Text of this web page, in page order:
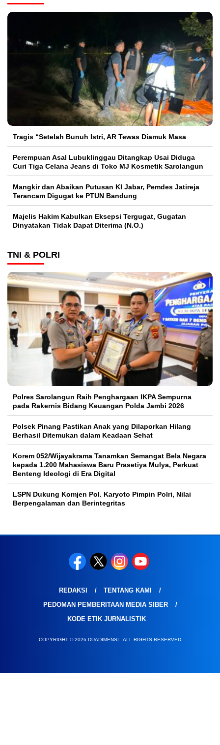
Tragis “Setelah Bunuh Istri, AR Tewas Diamuk Masa
Perempuan Asal Lubuklinggau Ditangkap Usai Diduga
Curi Tiga Celana Jeans di Toko MJ Kosmetik Sarolangun
Mangkir dan Abaikan Putusan KI Jabar, Pemdes Jatireja
Terancam Digugat ke PTUN Bandung
Majelis Hakim Kabulkan Eksepsi Tergugat, Gugatan
Dinyatakan Tidak Dapat Diterima (N.O.)
TNI & POLRI
Polres Sarolangun Raih Penghargaan IKPA Sempurna
pada Rakernis Bidang Keuangan Polda Jambi 2026
Polsek Pinang Pastikan Anak yang Dilaporkan Hilang
Berhasil Ditemukan dalam Keadaan Sehat
Korem 052/Wijayakrama Tanamkan Semangat Bela Negara
kepada 1.200 Mahasiswa Baru Prasetiya Mulya, Perkuat
Benteng Ideologi di Era Digital
LSPN Dukung Komjen Pol. Karyoto Pimpin Polri, Nilai
Berpengalaman dan Berintegritas
REDAKSI
TENTANG KAMI
PEDOMAN PEMBERITAAN MEDIA SIBER
KODE ETIK JURNALISTIK
COPYRIGHT © 2026 DUADIMENSI - ALL RIGHTS RESERVED